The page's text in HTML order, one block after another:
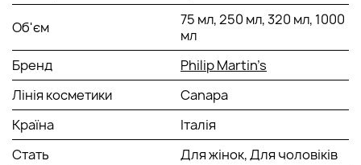
Об'єм
75 мл, 250 мл, 320 мл, 1000
мл
Бренд
Philip Martin’s
Лінія косметики
Canapa
Країна
Італія
Стать
Для жінок, Для чоловіків